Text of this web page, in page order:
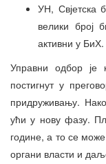
УН, Свјетска
велики број
активни у БиХ.
Управни одбор је
постигнут у
придруживању.
ући у нову фазу.
године, а то се
органи власти и